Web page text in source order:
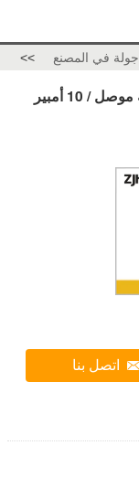
جولة في المصنع >>
HD سلسلة 15 القطب متعدد الوظائف الثقيلة موصل / 10 أمبير
اتصل بنا